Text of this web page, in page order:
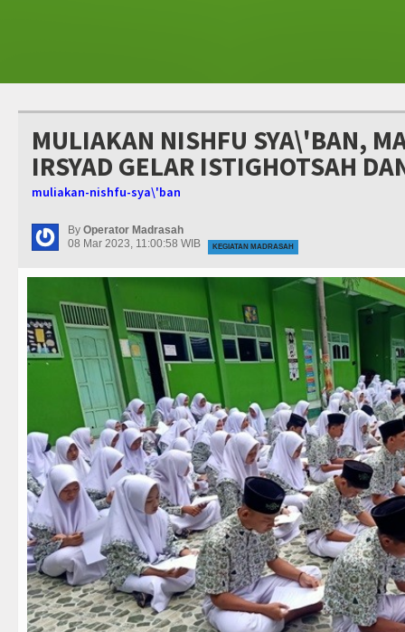
MULIAKAN NISHFU SYA\'BAN,
IRSYAD GELAR ISTIGHOTSAH
muliakan-nishfu-sya\'ban
By Operator Madrasah
08 Mar 2023, 11:00:58 WIB
KEGIATAN MADRASAH